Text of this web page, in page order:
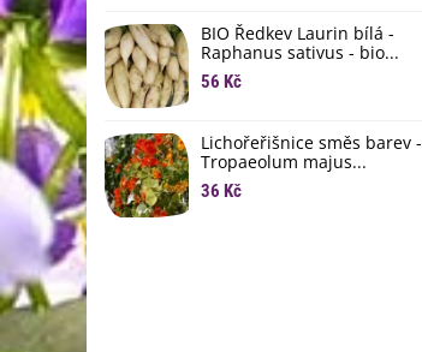
BIO Ředkev Laurin bílá -
Raphanus sativus - bio...
56 Kč
Lichořeřišnice směs barev -
Tropaeolum majus...
36 Kč